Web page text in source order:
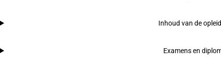
Inhoud van de
Examens en